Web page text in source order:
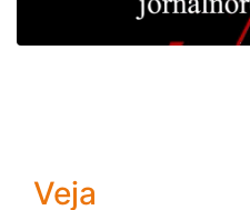
Veja